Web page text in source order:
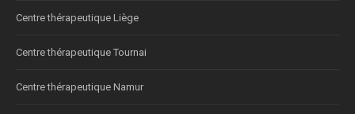
Centre thérapeutique Liège
Centre thérapeutique Tournai
Centre thérapeutique Namur